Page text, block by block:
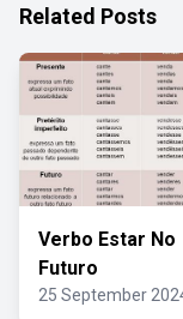
Related Posts
Verbo Estar No
Futuro
25 September